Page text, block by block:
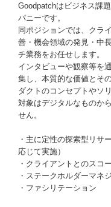
Goodpatchはビジネス課
パニーです。
同ポジションでは、クラ
善・機会領域の発見・中
チ業務をお任せします。
インタビューや観察等を
集し、本質的な価値とそ
ダクトのコンセプトやソ
対象はデジタルなものか
せん。
・主に定性の探索型リサ
応じて実施）
・クライアントとのスコ
・ステークホルダーマネ
・ファシリテーション